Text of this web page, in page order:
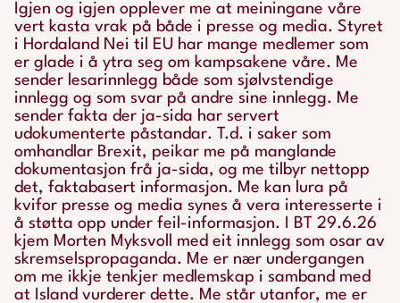
Igjen og igjen opplever me at meiningane våre
vert kasta vrak på både i presse og media. Styret
i Hordaland Nei til EU har mange medlemer som
er glade i å ytra seg om kampsakene våre. Me
sender lesarinnlegg både som sjølvstendige
innlegg og som svar på andre sine innlegg. Me
sender fakta der ja-sida har servert
udokumenterte påstandar. T.d. i saker som
omhandlar Brexit, peikar me på manglande
dokumentasjon frå ja-sida, og me tilbyr nettopp
det, faktabasert informasjon. Me kan lura på
kvifor presse og media synes å vera interesserte i
å støtta opp under feil-informasjon. I BT 29.6.26
kjem Morten Myksvoll med eit innlegg som osar av
skremselspropaganda. Me er nær undergangen
om me ikkje tenkjer medlemskap i samband med
at Island vurderer dette. Me står utanfor, me er